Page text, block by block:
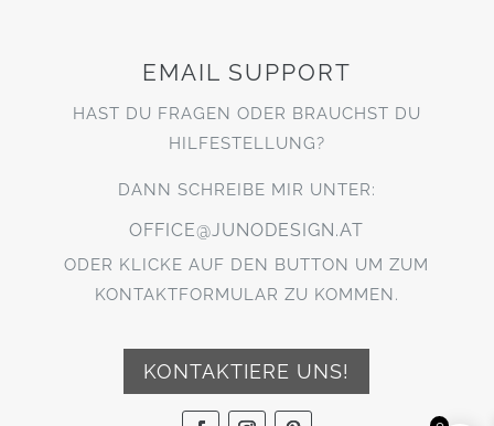
EMAIL SUPPORT
HAST DU FRAGEN ODER BRAUCHST DU
HILFESTELLUNG?
DANN SCHREIBE MIR UNTER:
OFFICE@JUNODESIGN.AT
ODER KLICKE AUF DEN BUTTON UM ZUM
KONTAKTFORMULAR ZU KOMMEN.
KONTAKTIERE UNS!